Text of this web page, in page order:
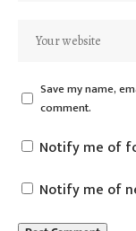
Save my name,
comment.
Notify me of
Notify me of